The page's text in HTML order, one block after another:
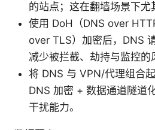
的站点；这在翻墙场景下尤
使用 DoH（DNS over
over TLS）加密后，DNS
减少被拦截、劫持与监控的
将 DNS 与 VPN/代理组合
DNS 加密 + 数据通道隧道
干扰能力。